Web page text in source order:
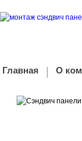
Главная О